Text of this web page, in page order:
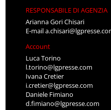
RESPONSABILE DI AGENZIA
Arianna Gori Chisari
E-mail
Account
Luca Torino
l.torino@lgpresse.com
Ivana Cretier
i.cretier@lgpresse.com
Daniele Fimiano
d.fimiano@lgpresse.com